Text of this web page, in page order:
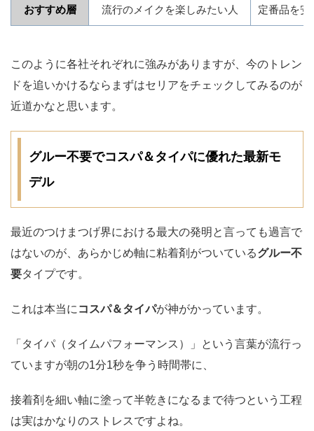
おすすめ層 流行のメイクを楽しみたい人 定番品を安
このように各社それぞれに強みがありますが、今のトレン
ドを追いかけるならまずはセリアをチェックしてみるのが
近道かなと思います。
グルー不要でコスパ＆タイパに優れた最新モ
デル
最近のつけまつげ界における最大の発明と言っても過言で
はないのが、あらかじめ軸に粘着剤がついているグルー不
要タイプです。
これは本当に コスパ＆タイパが神がかっています。
「タイパ（タイムパフォーマンス）」という言葉が流行っ
ていますが朝の1分1秒を争う時間帯に、
接着剤を細い軸に塗って半乾きになるまで待つという工程
は実はかなりのストレスですよね。